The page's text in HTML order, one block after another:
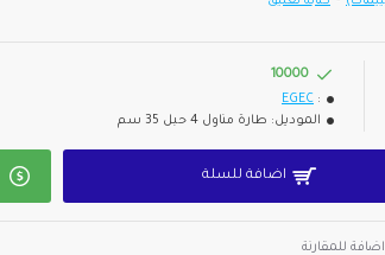
10000
:
EGEC
الموديل: طارة مناول 4 حبل 35 سم
اضافة للسلة
اضافة للمقارنة